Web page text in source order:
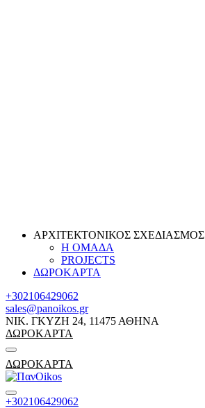
ΑΡΧΙΤΕΚΤΟΝΙΚΟΣ ΣΧΕΔΙΑΣΜΟΣ
Η ΟΜΑΔΑ
PROJECTS
ΔΩΡΟΚΑΡΤΑ
+302106429062
sales@panoikos.gr
ΝΙΚ. ΓΚΥΖΗ 24, 11475 ΑΘΗΝΑ
ΔΩΡΟΚΑΡΤΑ
ΔΩΡΟΚΑΡΤΑ
+302106429062